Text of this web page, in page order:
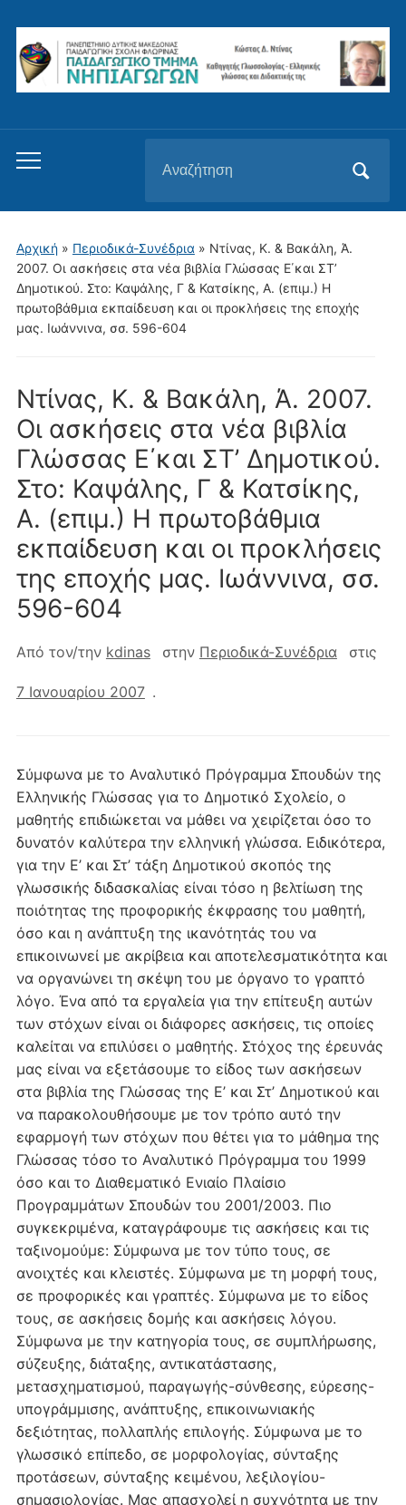
Εναλλαγή
μενού
για
κινητά
για:
Αρχική» Περιοδικά-Συνέδρια » Ντίνας, Κ. & Βακάλη, Ά.
2007. Οι ασκήσεις στα νέα βιβλία Γλώσσας Ε΄και ΣΤ’
Δημοτικού. Στο: Καψάλης, Γ & Κατσίκης, Α. (επιμ.) Η
πρωτοβάθμια εκπαίδευση και οι προκλήσεις της εποχής
μας. Ιωάννινα, σσ. 596-604
Ντίνας, Κ. & Βακάλη, Ά. 2007.
Οι ασκήσεις στα νέα βιβλία
Γλώσσας Ε΄και ΣΤ’ Δημοτικού.
Στο: Καψάλης, Γ & Κατσίκης,
Α. (επιμ.) Η πρωτοβάθμια
εκπαίδευση και οι προκλήσεις
της εποχής μας. Ιωάννινα, σσ.
596-604
Από τον/την kdinas στην Περιοδικά-Συνέδρια στις
7 Ιανουαρίου 2007 .
Σύμφωνα με το Αναλυτικό Πρόγραμμα Σπουδών της
Ελληνικής Γλώσσας για το Δημοτικό Σχολείο, ο
μαθητής επιδιώκεται να μάθει να χειρίζεται όσο το
δυνατόν καλύτερα την ελληνική γλώσσα. Ειδικότερα,
για την Ε’ και Στ’ τάξη Δημοτικού σκοπός της
γλωσσικής διδασκαλίας είναι τόσο η βελτίωση της
ποιότητας της προφορικής έκφρασης του μαθητή,
όσο και η ανάπτυξη της ικανότητάς του να
επικοινωνεί με ακρίβεια και αποτελεσματικότητα και
να οργανώνει τη σκέψη του με όργανο το γραπτό
λόγο. Ένα από τα εργαλεία για την επίτευξη αυτών
των στόχων είναι οι διάφορες ασκήσεις, τις οποίες
καλείται να επιλύσει ο μαθητής. Στόχος της έρευνάς
μας είναι να εξετάσουμε το είδος των ασκήσεων
στα βιβλία της Γλώσσας της Ε’ και Στ’ Δημοτικού και
να παρακολουθήσουμε με τον τρόπο αυτό την
εφαρμογή των στόχων που θέτει για το μάθημα της
Γλώσσας τόσο το Αναλυτικό Πρόγραμμα του 1999
όσο και το Διαθεματικό Ενιαίο Πλαίσιο
Προγραμμάτων Σπουδών του 2001/2003. Πιο
συγκεκριμένα, καταγράφουμε τις ασκήσεις και τις
ταξινομούμε: Σύμφωνα με τον τύπο τους, σε
ανοιχτές και κλειστές. Σύμφωνα με τη μορφή τους,
σε προφορικές και γραπτές. Σύμφωνα με το είδος
τους, σε ασκήσεις δομής και ασκήσεις λόγου.
Σύμφωνα με την κατηγορία τους, σε συμπλήρωσης,
σύζευξης, διάταξης, αντικατάστασης,
μετασχηματισμού, παραγωγής-σύνθεσης, εύρεσης-
υπογράμμισης, ανάπτυξης, επικοινωνιακής
δεξιότητας, πολλαπλής επιλογής. Σύμφωνα με το
γλωσσικό επίπεδο, σε μορφολογίας, σύνταξης
προτάσεων, σύνταξης κειμένου, λεξιλογίου-
σημασιολογίας. Μας απασχολεί η συχνότητα με την